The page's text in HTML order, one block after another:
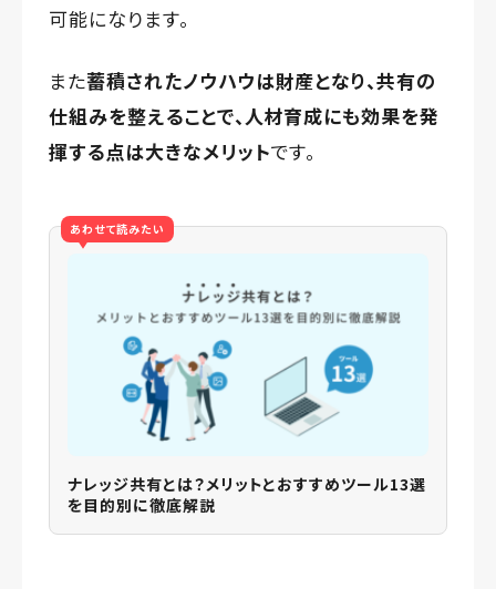
可能になります。
また蓄積されたノウハウは財産となり、共有の
仕組みを整えることで、人材育成にも効果を発
揮する点は大きなメリットです。
あわせて読みたい
ナレッジ共有とは？メリットとおすすめツール13選
を目的別に徹底解説